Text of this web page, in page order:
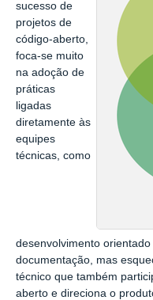
sucesso de
projetos de
código-aberto,
foca-se muito
na adoção de
práticas
ligadas
diretamente às
equipes
técnicas, como
desenvolvimento
documentação, mas
técnico que também
aberto e direciona o